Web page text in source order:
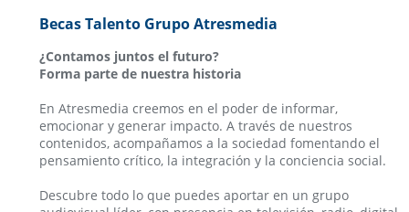
Becas Talento Grupo Atresmedia
¿Contamos juntos el futuro?
Forma parte de nuestra historia
En Atresmedia creemos en el poder de informar,
emocionar y generar impacto. A través de nuestros
contenidos, acompañamos a la sociedad fomentando el
pensamiento crítico, la integración y la conciencia social.
Descubre todo lo que puedes aportar en un grupo